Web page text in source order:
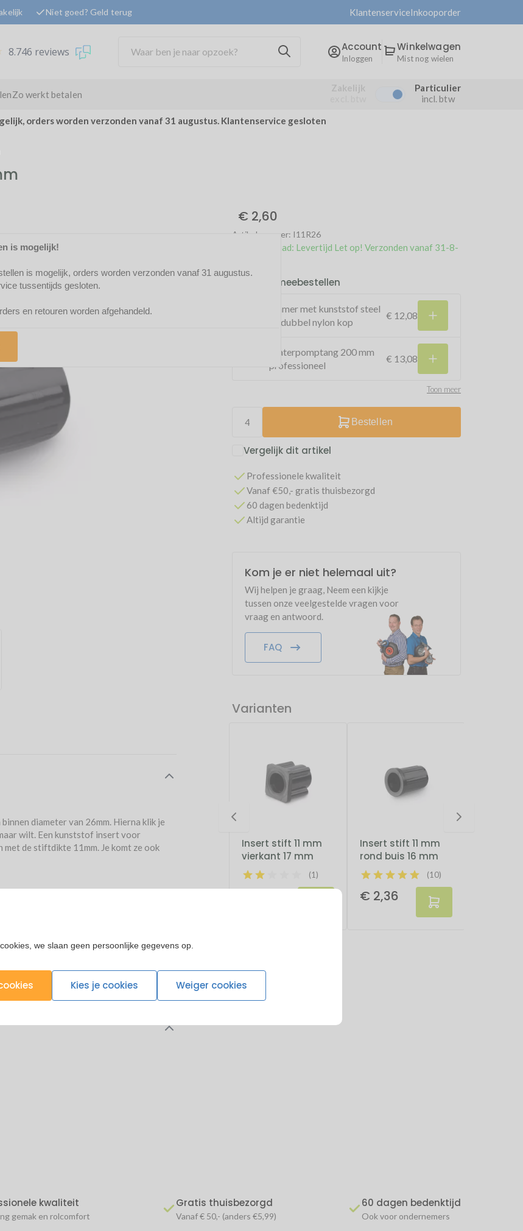
Niet goed? Geld terug KlantenserviceInkooporder
Account
Inloggen
Winkelwagen
Mist nog wielen
8.746 reviews
Zo werkt betalen
Zakelijk
Particulier
incl. btw
orders worden verzonden vanaf 31 augustus. Klantenservice gesloten
€ 2,60
Artikelnummer: I11R26
Op voorraad: Levertijd Let op! Verzonden vanaf 31-8-
Makkelijk meebestellen
Hamer met kunststof steel
en dubbel nylon kop
€ 12,08
Waterpomptang 200 mm
professioneel
€ 13,08
Toon meer
Bestellen
Vergelijk dit artikel
Professionele kwaliteit
Vanaf €50,- gratis thuisbezorgd
60 dagen bedenktijd
Altijd garantie
Kom je er niet helemaal uit?
Wij helpen je graag, Neem een kijkje
tussen onze veelgestelde vragen voor
vraag en antwoord.
FAQ
Varianten
Insert stift 11 mm
Insert stift 11 mm
Insert stift 11 mm
vierkant 17 mm
(1)
Insert stift 11 mm
rond buis 16 mm
(10)
€ 2,36
diameter van 26mm. Hierna klik je
wilt. Een kunststof insert voor
de stiftdikte 11mm. Je komt ze ook
kwaliteit
gemak en rolcomfort
Gratis thuisbezorgd
Vanaf € 50,- (anders €5,99)
60 dagen bedenktijd
Ook voor ondernemers
is mogelijk!
is mogelijk, orders worden verzonden vanaf 31 augustus.
tussentijds gesloten.
en retouren worden afgehandeld.
we slaan geen persoonlijke gegevens op.
Kies je cookies Weiger cookies